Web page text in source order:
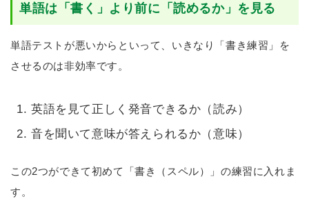
単語は「書く」より前に「読めるか」を見る
単語テストが悪いからといって、いきなり「書き練習」を
させるのは非効率です。
英語を見て正しく発音できるか（読み）
音を聞いて意味が答えられるか（意味）
この2つができて初めて「書き（スペル）」の練習に入れま
す。